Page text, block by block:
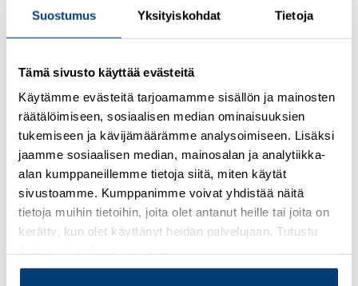
Suostumus Yksityiskohdat Tietoja
Tämä sivusto käyttää evästeitä
Käytämme evästeitä tarjoamamme sisällön ja mainosten
räätälöimiseen, sosiaalisen median ominaisuuksien
tukemiseen ja kävijämäärämme analysoimiseen. Lisäksi
jaamme sosiaalisen median, mainosalan ja analytiikka-
alan kumppaneillemme tietoja siitä, miten käytät
sivustoamme. Kumppanimme voivat yhdistää näitä
tietoja muihin tietoihin, joita olet antanut heille tai joita on
kerätty, kun olet käyttänyt heidän palvelujaan. Tutustu
verkkokauppaa
Osastot:Holkkitiivisteet, metalliset ,Uudet tuotteet
TUTUSTU MYÖS